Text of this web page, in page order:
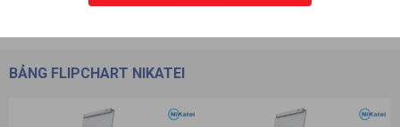
BẢNG FLIPCHART NIKATEI